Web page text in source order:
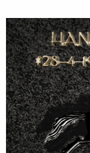
Read
more
about
Verborgen
Verhalen
–
De
zwarte
ruiter